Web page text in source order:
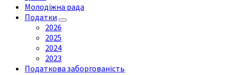
Молодіжна рада
Податки
2026
2025
2024
2023
Податкова заборгованість